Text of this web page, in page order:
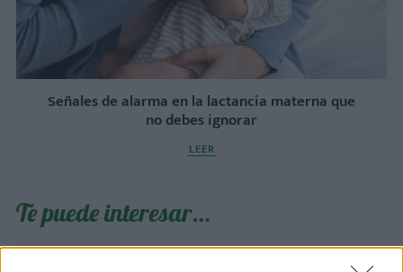
Señales de alarma en la lactancia materna que
no debes ignorar
LEER
Te puede interesar…